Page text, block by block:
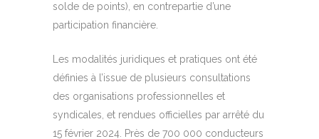
solde de points), en contrepartie d’une
participation financière.
Les modalités juridiques et pratiques ont été
définies à l’issue de plusieurs consultations
des organisations professionnelles et
syndicales, et rendues officielles par arrêté du
15 février 2024. Près de 700 000 conducteurs